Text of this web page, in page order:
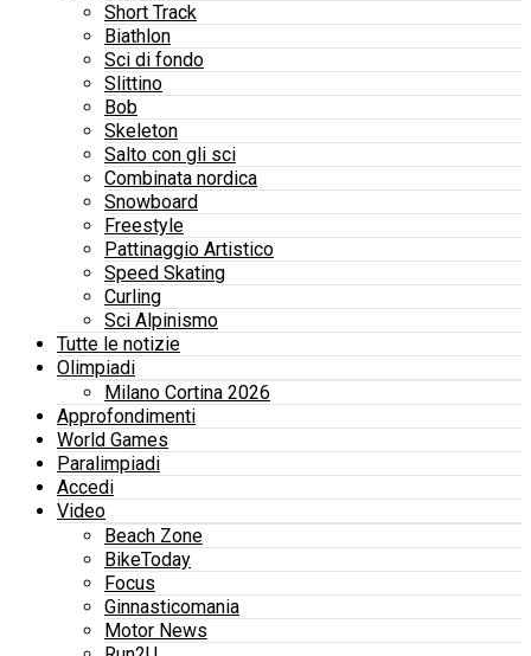
Short Track
Biathlon
Sci di fondo
Slittino
Bob
Skeleton
Salto con gli sci
Combinata nordica
Snowboard
Freestyle
Pattinaggio Artistico
Speed Skating
Curling
Sci Alpinismo
Tutte le notizie
Olimpiadi
Milano Cortina 2026
Approfondimenti
World Games
Paralimpiadi
Accedi
Video
Beach Zone
BikeToday
Focus
Ginnasticomania
Motor News